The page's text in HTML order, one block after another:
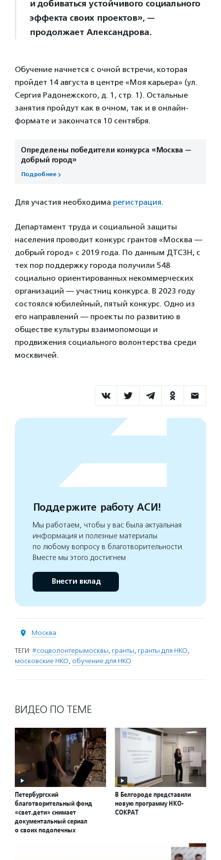
и добиваться устойчивого социального
эффекта своих проектов», —
продолжает Александрова.
Обучение начнется с очной встречи, которая
пройдет 14 августа в центре «Моя карьера» (ул.
Сергия Радонежского, д. 1, стр. 1). Остальные
занятия пройдут как в очном, так и в онлайн-
формате и закончатся 10 сентября.
Определены победители конкурса «Москва —
добрый город»
Подробнее
Для участия необходима регистрация.
Департамент труда и социальной защиты
населения проводит конкурс грантов «Москва —
добрый город» с 2019 года. По данным ДТСЗН, с
тех пор поддержку города получили 548
социально ориентированных некоммерческих
организаций — участниц конкурса. В 2023 году
состоялся юбилейный, пятый конкурс. Одно из
его направлений — проекты по развитию в
обществе культуры взаимопомощи и
продвижения социального волонтерства среди
москвичей.
Поддержите работу АСИ!
Мы работаем, чтобы у вас была актуальная
информация и полезные материалы
по любому вопросу в благотворительности.
Вместе мы этого достигнем
Внести вклад
Москва
ТЕГИ: #соцволонтерымосквы, гранты, гранты для НКО,
московские НКО, обучение для НКО
ВИДЕО ПО ТЕМЕ
Петербургский
благотворительный фонд
«свет.дети» снимает
документальный сериал
о своих подопечных
В Белгороде представили
новую программу НКО-
СОКРАТ